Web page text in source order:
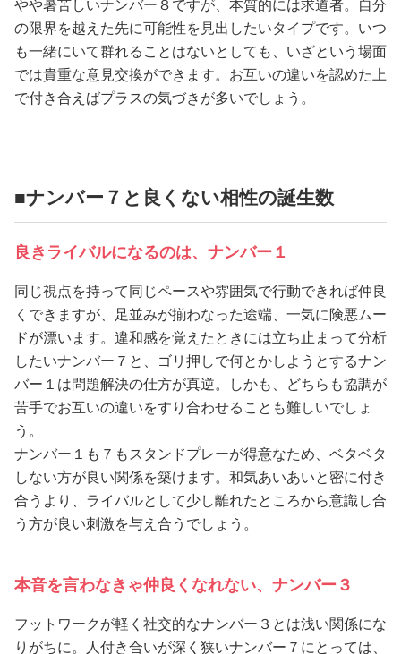
やや暑苦しいナンバー８ですが、本質的には求道者。自分
の限界を越えた先に可能性を見出したいタイプです。いつ
も一緒にいて群れることはないとしても、いざという場面
では貴重な意見交換ができます。お互いの違いを認めた上
で付き合えばプラスの気づきが多いでしょう。
■ナンバー７と良くない相性の誕生数
良きライバルになるのは、ナンバー１
同じ視点を持って同じペースや雰囲気で行動できれば仲良
くできますが、足並みが揃わなった途端、一気に険悪ムー
ドが漂います。違和感を覚えたときには立ち止まって分析
したいナンバー７と、ゴリ押しで何とかしようとするナン
バー１は問題解決の仕方が真逆。しかも、どちらも協調が
苦手でお互いの違いをすり合わせることも難しいでしょ
う。
ナンバー１も７もスタンドプレーが得意なため、ベタベタ
しない方が良い関係を築けます。和気あいあいと密に付き
合うより、ライバルとして少し離れたところから意識し合
う方が良い刺激を与え合うでしょう。
本音を言わなきゃ仲良くなれない、ナンバー３
フットワークが軽く社交的なナンバー３とは浅い関係にな
りがちに。人付き合いが深く狭いナンバー７にとっては、